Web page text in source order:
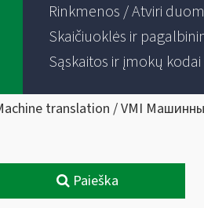
Rinkmenos / Atviri
Skaičiuoklės ir
Sąskaitos ir įmokų kodai
translation / VMI
Paieška